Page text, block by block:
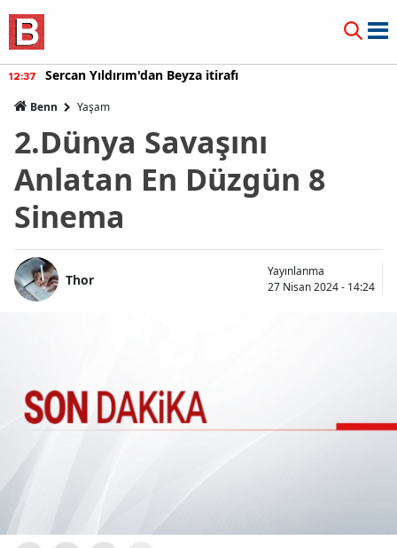
12:20 Burcu Özberk geri döndü!
Benn Yaşam
2.Dünya Savaşını
Anlatan En Düzgün 8
Sinema
Thor
Yayınlanma
27 Nisan 2024 - 14:24